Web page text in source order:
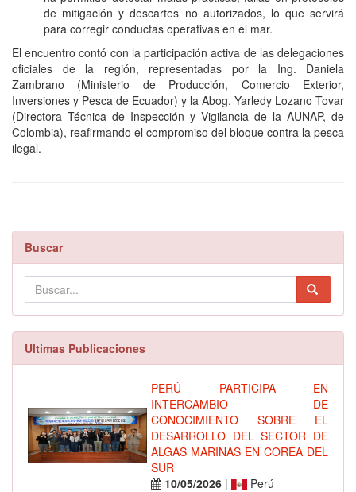
de mitigación y descartes no autorizados, lo que servirá
para corregir conductas operativas en el mar.
El encuentro contó con la participación activa de las delegaciones
oficiales de la región, representadas por la Ing. Daniela
Zambrano (Ministerio de Producción, Comercio Exterior,
Inversiones y Pesca de Ecuador) y la Abog. Yarledy Lozano Tovar
(Directora Técnica de Inspección y Vigilancia de la AUNAP, de
Colombia), reafirmando el compromiso del bloque contra la pesca
ilegal.
Buscar
Ultimas Publicaciones
PERÚ PARTICIPA EN
INTERCAMBIO DE
CONOCIMIENTO SOBRE EL
DESARROLLO DEL SECTOR DE
ALGAS MARINAS EN COREA DEL
SUR
10/05/2026 |
Perú